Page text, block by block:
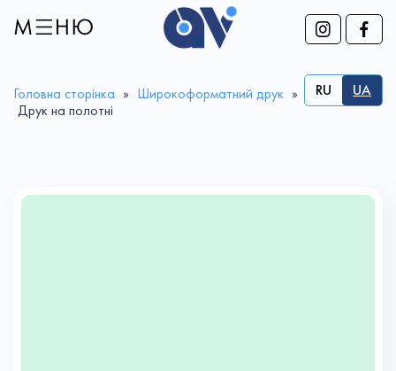
RU UA
Головна сторінка » Широкоформатний друк »
Друк на полотні